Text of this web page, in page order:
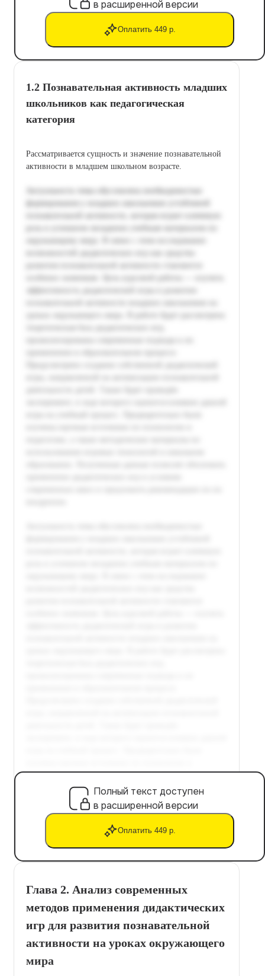
в расширенной версии
Оплатить 449 р.
1.2 Познавательная активность младших
школьников как педагогическая
категория
Рассматривается сущность и значение познавательной
активности в младшем школьном возрасте.
Полный текст доступен
в расширенной версии
Оплатить 449 р.
Глава 2. Анализ современных
методов применения дидактических
игр для развития познавательной
активности на уроках окружающего
мира